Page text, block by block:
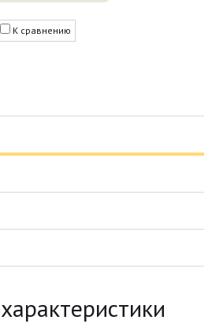
К сравнению